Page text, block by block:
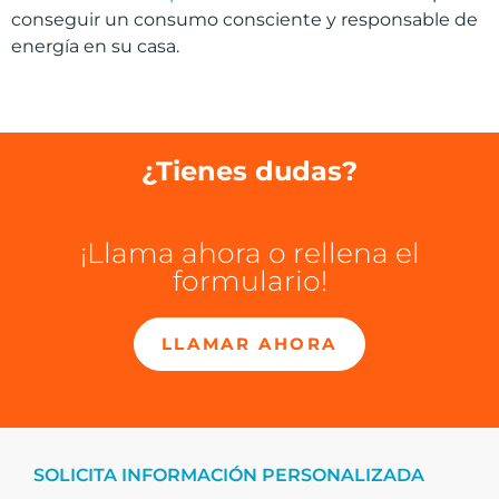
conseguir un consumo consciente y responsable de
energía en su casa.
¿Tienes dudas?
¡Llama ahora o rellena el
formulario!
LLAMAR AHORA
SOLICITA INFORMACIÓN PERSONALIZADA